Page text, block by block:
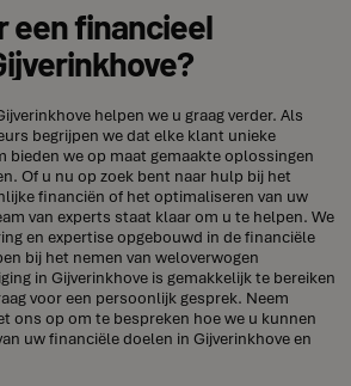
een financieel
helpen we u graag verder. Als
begrijpen we dat elke klant unieke
bieden we op maat gemaakte oplossingen
Of u nu op zoek bent naar hulp bij het
financiën of het optimaliseren van uw
van experts staat klaar om u te helpen. We
en expertise opgebouwd in de financiële
bij het nemen van weloverwogen
in Gijverinkhove is gemakkelijk te bereiken
voor een persoonlijk gesprek. Neem
ons op om te bespreken hoe we u kunnen
uw financiële doelen in Gijverinkhove en